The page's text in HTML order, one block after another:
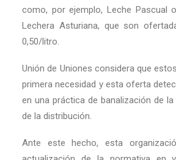
como, por ejemplo, Leche Pascual
Lechera Asturiana, que son
0,50/litro.
Unión de Uniones considera que
primera necesidad y esta oferta
en una práctica de banalización de
de la distribución.
Ante este hecho, esta